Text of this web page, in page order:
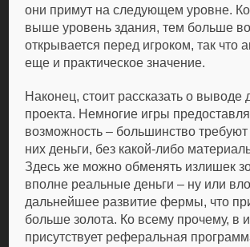
они примут на следующем уровне.
выше уровень здания, тем больше
открывается перед игроком, так что
еще и практическое значение.
Наконец, стоит рассказать о выводе
проекта. Немногие игры
возможность – большинство
них деньги, без какой-либо
Здесь же можно обменять излишек
вполне реальные деньги – ну или
дальнейшее развитие фермы, что
больше золота. Ко всему прочему, в
присутствует реферальная